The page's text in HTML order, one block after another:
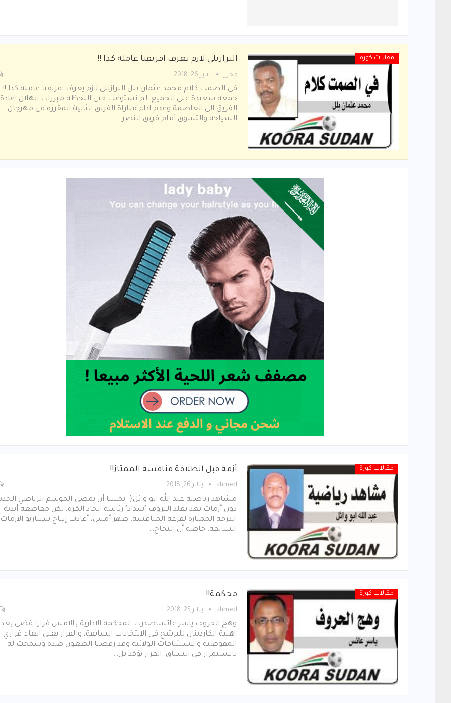
مقالات كورة البرازيلي لازم يعرف افريقيا عامله كدا !!
محرر يناير 26, 2018
في الصمت كلام محمد عثمان بلل البرازيلي لازم يعرف افريقيا عامله كدا !!
جمعة سعيدة على الجميع. لم نستوعب حتي اللحظة مبررات الهلال اعادة
الفريق الي العاصمة وعدم اداء مباراة الفريق الثانية المقررة في مهرجان
السياحة والتسوق أمام فريق النصر…
مقالات كورة أزمة قبل انطلاقة منافسة الممتاز!!
ahmed يناير 26, 2018
مشاهد رياضية عبد الله ابو وائل{ تمنينا أن يمضي الموسم الرياضي
دون أزمات بعد تقلد البروف "شداد" رئاسة اتحاد الكرة، لكن مقاطعة أندية
الدرجة الممتازة لقرعة المنافسة، ظهر أمس، أعادت إنتاج سيناريو الأزمات
السابقة، خاصة أن النجاح…
مقالات كورة محكمة!!
ahmed يناير 25, 2018
وهج الحروف ياسر عائساصدرت المحكمة الادارية بالامس قرارا قضى
اهلية الكاردينال للترشح في الانتخابات السابقة، والقرار يعني الغاء قراري
المفوضية والاستئنافات الولائية وقد رفضتا الطعون ضده وسمحت له
بالاستمرار في السباق. القرار يؤكد بل…